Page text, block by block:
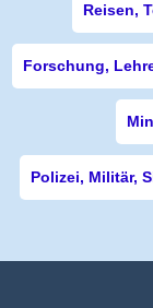
Reisen,
Forschung,
Polizei, Militär,